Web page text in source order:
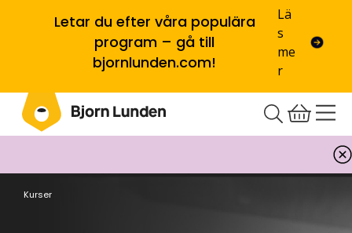
Letar du efter våra populära
program – gå till
bjornlunden.com!
Lä
s
me
r
Kurser